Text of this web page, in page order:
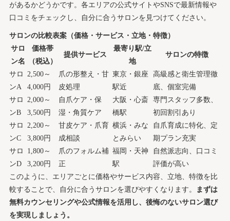
があるかどうかです。各エリアの公式サイトやSNSで最新情報や
口コミをチェックし、自分に合うサロンを見つけてください。
サロンの比較表案（価格・サービス・立地・特徴）
サロ
ン名
価格帯
（税込）
提供サービス
最寄り駅/立
地
サロンの特徴
サロ
ンA
2,500～
4,000円
爪の形整え・甘
皮処理
東京・銀座
駅近
高級感と衛生管理徹
底、個室完備
サロ
ンB
2,000～
3,500円
自爪ケア・保
湿・角質ケア
大阪・心斎
橋駅
専門スタッフ多数、
初回割引あり
サロ
ンC
2,200～
3,800円
甘皮ケア・爪育
成相談
横浜・みな
とみらい
自爪育成に特化、定
期プラン充実
サロ
ンD
1,800～
3,200円
爪のフォルム補
正
福岡・天神
駅
自然派志向、口コミ
評価が高い
このように、エリアごとに価格やサービス内容、立地、特徴を比
較することで、自分に合うサロンを選びやすくなります。
まずは
無料カウンセリングや公式情報を活用し、後悔のないサロン選び
を実現しましょう。